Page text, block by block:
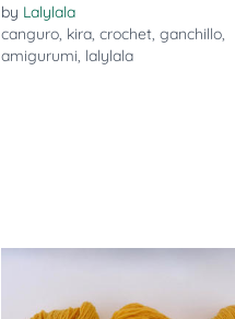
by Lalylala
canguro, kira, crochet, ganchillo,
amigurumi, lalylala